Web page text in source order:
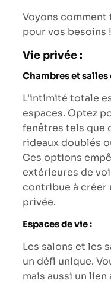
Voyons
pour vos besoins !
Vie privée :
Chambres et salles
L'intimité totale
espaces. Optez
fenêtres tels que
rideaux doublés
Ces options
extérieures de
contribue à créer
privée.
Espaces de vie :
Les salons et les
un défi unique.
mais aussi un